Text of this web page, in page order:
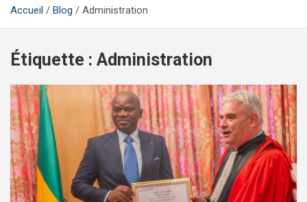
Accueil Blog Administration
Étiquette : Administration